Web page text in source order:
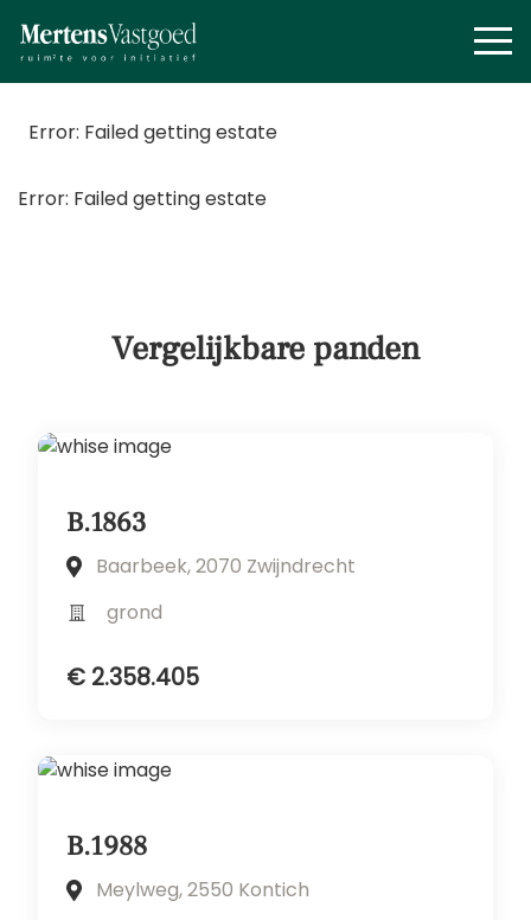
Error: Failed getting estate
Error: Failed getting estate
Vergelijkbare panden
B.1863
Baarbeek, 2070 Zwijndrecht
grond
€ 2.358.405
B.1988
Meylweg, 2550 Kontich